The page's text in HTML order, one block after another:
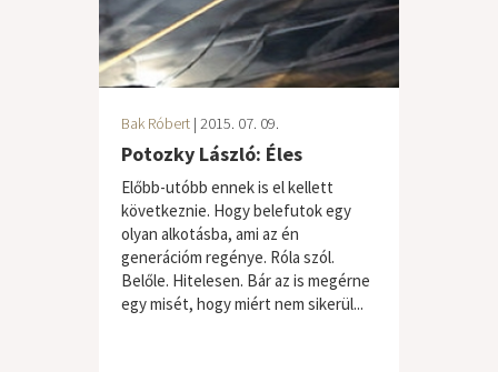
Bak Róbert | 2015. 07. 09.
Potozky László: Éles
Előbb-utóbb ennek is el kellett
következnie. Hogy belefutok egy
olyan alkotásba, ami az én
generációm regénye. Róla szól.
Belőle. Hitelesen. Bár az is megérne
egy misét, hogy miért nem sikerül...